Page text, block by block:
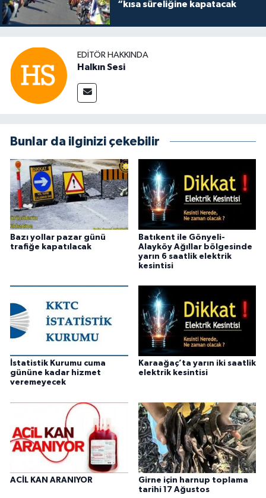
“kısa süreliğine kapatacak
EDITÖR HAKKINDA
Halkın Sesi
Bunlar da ilginizi çekebilir
Bazı yollar pazar günü
trafiğe kapatılacak
Batıkent ile Gönyeli-
Alayköy Ağıllar bölgesinde
yarın 6 saatlik elektrik
kesintisi
İstatistik Kurumu cuma
gününe kadar hizmet
veremeyecek
Karaağaç’ta yarın iki saatlik
elektrik kesintisi
ACİL KAN ARANIYOR
Girne için harnup toplama
tarihi 17 Ağustos